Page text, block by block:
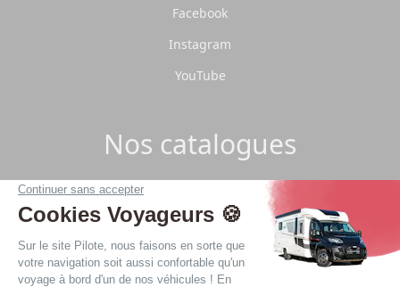
Facebook
Instagram
YouTube
Nos catalogues
Télécharger les catalogues Pilote 2026.